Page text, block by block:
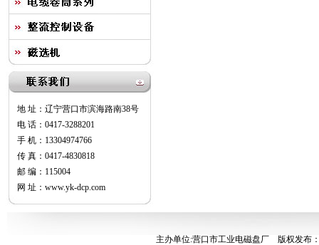
地 址：辽宁营口市滨海路南38号
电 话：0417-3288201
手 机：13304974766
传 真：0417-4830818
邮 编：115004
网 址：www.yk-dcp.com
主办单位:营口市工业电磁盘厂版权发布